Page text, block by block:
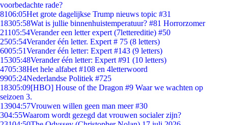
voorbedachte rade?
8106:05Het grote dagelijkse Trump nieuws topic #31
18305:58Wat is jullie binnenhuistemperatuur? #81 Horrorzomer
21105:54Verander een letter expert (7lettereditie) #50
2505:54Verander één letter. Expert # 75 (8 letters)
6005:51Verander één letter: Expert #143 (9 letters)
15305:48Verander één letter: Expert #91 (10 letters)
4705:38Het hele alfabet #108 en 4letterwoord
9905:24Nederlandse Politiek #725
18305:09[HBO] House of the Dragon #9 Waar we wachten op
seizoen 3.
13904:57Vrouwen willen geen man meer #30
304:55Waarom wordt gezegd dat vrouwen socialer zijn?